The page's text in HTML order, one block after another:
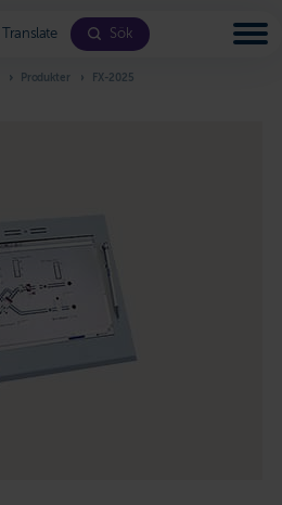
Translate Sök
Produkter FX-2025